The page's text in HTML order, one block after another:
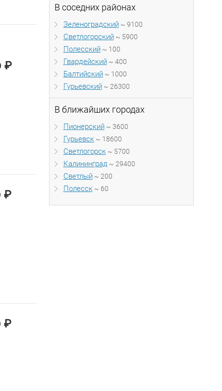
В соседних районах
Зеленоградский~ 9100
Светлогорский~ 5900
Полесский~ 100
Гвардейский~ 400
Балтийский~ 1000
Гурьевский~ 26300
В ближайших городах
Пионерский~ 3600
Гурьевск ~ 18600
Светлогорск ~ 5700
Калининград ~ 29400
Светлый~ 200
Полесск ~ 60
₽
₽
₽